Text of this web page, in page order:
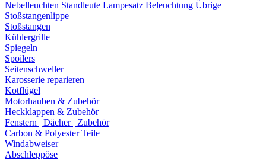
Nebelleuchten Standleute Lampesatz Beleuchtung Übrige
Stoßstangenlippe
Stoßstangen
Kühlergrille
Spiegeln
Spoilers
Seitenschweller
Karosserie reparieren
Kotflügel
Motorhauben & Zubehör
Heckklappen & Zubehör
Fenstern | Dächer | Zubehör
Carbon & Polyester Teile
Windabweiser
Abschleppöse